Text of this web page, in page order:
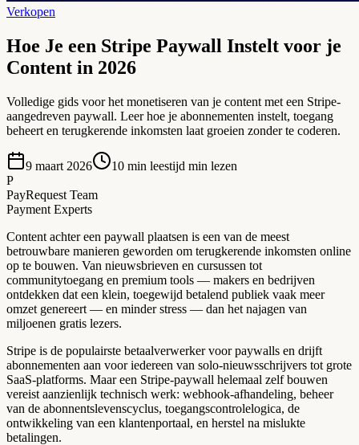
Verkopen
Hoe Je een Stripe Paywall Instelt voor je
Content in 2026
Volledige gids voor het monetiseren van je content met een Stripe-
aangedreven paywall. Leer hoe je abonnementen instelt, toegang
beheert en terugkerende inkomsten laat groeien zonder te coderen.
9 maart 2026 10 min leestijd min lezen
P
PayRequest Team
Payment Experts
Content achter een paywall plaatsen is een van de meest
betrouwbare manieren geworden om terugkerende inkomsten online
op te bouwen. Van nieuwsbrieven en cursussen tot
communitytoegang en premium tools — makers en bedrijven
ontdekken dat een klein, toegewijd betalend publiek vaak meer
omzet genereert — en minder stress — dan het najagen van
miljoenen gratis lezers.
Stripe is de populairste betaalverwerker voor paywalls en drijft
abonnementen aan voor iedereen van solo-nieuwsschrijvers tot grote
SaaS-platforms. Maar een Stripe-paywall helemaal zelf bouwen
vereist aanzienlijk technisch werk: webhook-afhandeling, beheer
van de abonnentslevenscyclus, toegangscontrolelogica, de
ontwikkeling van een klantenportaal, en herstel na mislukte
betalingen.